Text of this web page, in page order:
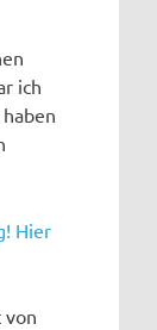
ich
Hier
von